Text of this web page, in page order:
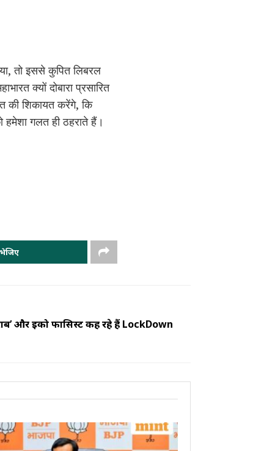
तो इससे कुपित लिबरल
क्यों दोबारा प्रसारित
की शिकायत करेंगे, कि
हमेशा गलत ही ठहराते हैं।
भेजिए
और ईको फासिस्ट कह रहे हैं LockDown